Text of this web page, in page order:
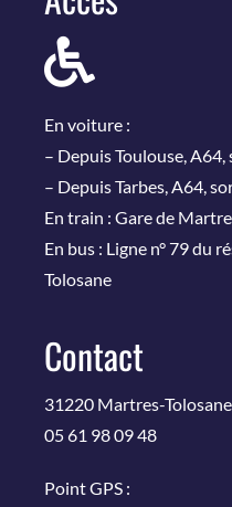
En voiture :
– Depuis Toulouse, A64,
– Depuis Tarbes, A64,
En train : Gare de
En bus : Ligne n° 79 du
Tolosane
Contact
31220 Martres-Tolosane
05 61 98 09 48
Point GPS :